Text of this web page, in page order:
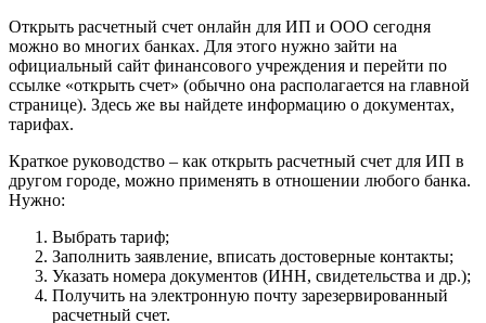
Открыть расчетный счет онлайн для ИП и ООО сегодня
можно во многих банках. Для этого нужно зайти на
официальный сайт финансового учреждения и перейти по
ссылке «открыть счет» (обычно она располагается на главной
странице). Здесь же вы найдете информацию о документах,
тарифах.
Краткое руководство – как открыть расчетный счет для ИП в
другом городе, можно применять в отношении любого банка.
Нужно:
Выбрать тариф;
Заполнить заявление, вписать достоверные контакты;
Указать номера документов (ИНН, свидетельства и др.);
Получить на электронную почту зарезервированный
расчетный счет.